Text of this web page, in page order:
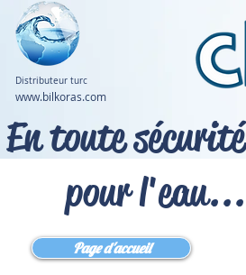
Notre magasin
Distributeur turc
www.bilkoras.com
En toute sécurité
pour l'eau...
Page d'accueil